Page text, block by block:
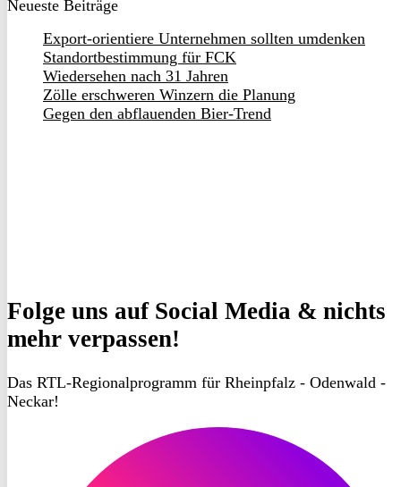
Neueste Beiträge
Export-orientiere Unternehmen sollten umdenken
Standortbestimmung für FCK
Wiedersehen nach 31 Jahren
Zölle erschweren Winzern die Planung
Gegen den abflauenden Bier-Trend
Folge uns auf Social Media & nichts
mehr verpassen!
Das RTL-Regionalprogramm für Rheinpfalz - Odenwald -
Neckar!
Instagram